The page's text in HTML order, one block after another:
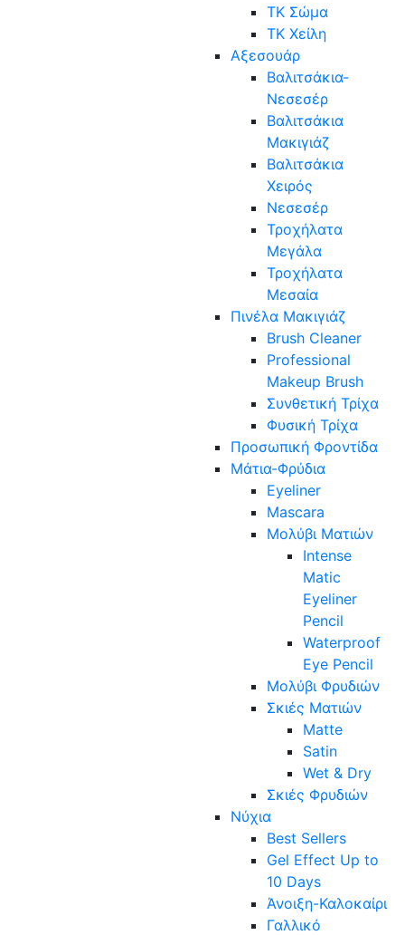
ΤΚ Σώμα
ΤΚ Χείλη
Αξεσουάρ
Βαλιτσάκια-
Νεσεσέρ
Βαλιτσάκια
Μακιγιάζ
Βαλιτσάκια
Χειρός
Νεσεσέρ
Τροχήλατα
Μεγάλα
Τροχήλατα
Μεσαία
Πινέλα Μακιγιάζ
Brush Cleaner
Professional
Makeup Brush
Συνθετική Τρίχα
Φυσική Τρίχα
Προσωπική Φροντίδα
Μάτια-Φρύδια
Eyeliner
Mascara
Μολύβι Ματιών
Intense
Matic
Eyeliner
Pencil
Waterproof
Eye Pencil
Μολύβι Φρυδιών
Σκιές Ματιών
Matte
Satin
Wet & Dry
Σκιές Φρυδιών
Νύχια
Best Sellers
Gel Effect Up to
10 Days
Άνοιξη-Καλοκαίρι
Γαλλικό